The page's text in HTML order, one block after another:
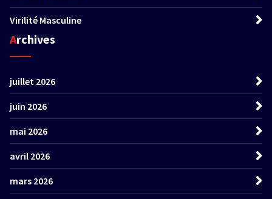
Virilité Masculine
Archives
juillet 2026
juin 2026
mai 2026
avril 2026
mars 2026